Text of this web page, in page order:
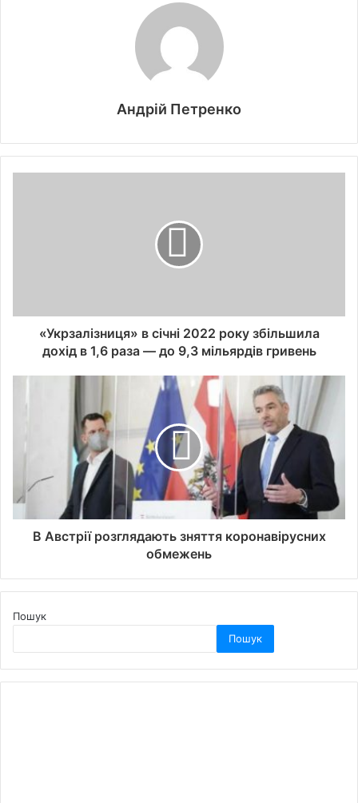
Андрій Петренко
«Укрзалізниця» в січні 2022 року збільшила
дохід в 1,6 раза — до 9,3 мільярдів гривень
В Австрії розглядають зняття коронавірусних
обмежень
Пошук
Пошук